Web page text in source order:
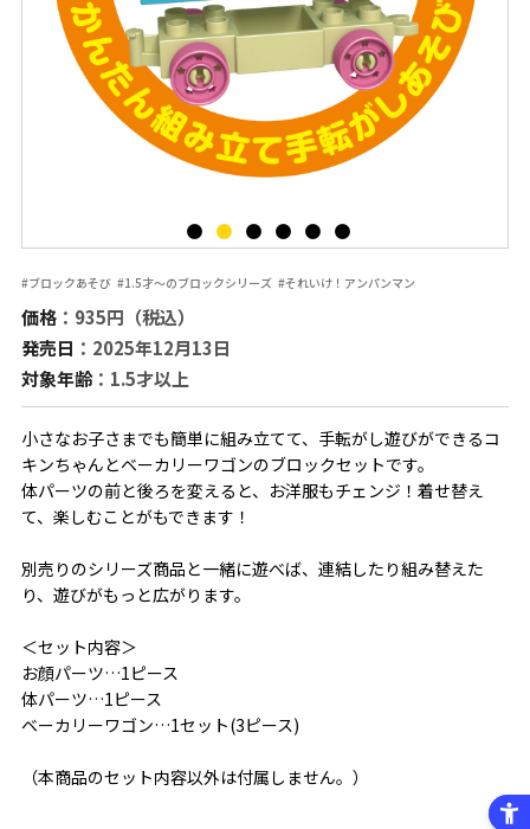
#ブロックあそび #1.5才～のブロックシリーズ #それいけ！アンパンマン
価格：935円（税込）
発売日 ：2025年12月13日
対象年齢：1.5才以上
小さなお子さまでも簡単に組み立てて、手転がし遊びができるコ
キンちゃんとベーカリーワゴンのブロックセットです。
体パーツの前と後ろを変えると、お洋服もチェンジ！着せ替え
て、楽しむことがもできます！
別売りのシリーズ商品と一緒に遊べば、連結したり組み替えた
り、遊びがもっと広がります。
＜セット内容＞
お顔パーツ…1ピース
体パーツ…1ピース
ベーカリーワゴン…1セット(3ピース)
（本商品のセット内容以外は付属しません。）